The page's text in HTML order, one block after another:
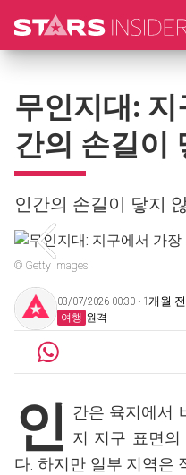
무인지대:
간의 손길이
인간의 손길이 닿지
© Getty Images
03/07/2026 00:30 ‧ 1개월 전
여행 원격
인 간은 육지에서
지 지구 표면
다. 하지만 일부 지역은